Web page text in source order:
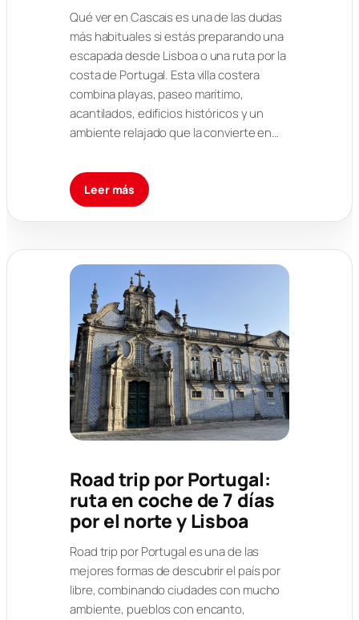
Qué ver en Cascais es una de las dudas
más habituales si estás preparando una
escapada desde Lisboa o una ruta por la
costa de Portugal. Esta villa costera
combina playas, paseo marítimo,
acantilados, edificios históricos y un
ambiente relajado que la convierte en…
Leer más
Road trip por Portugal:
ruta en coche de 7 días
por el norte y Lisboa
Road trip por Portugal es una de las
mejores formas de descubrir el país por
libre, combinando ciudades con mucho
ambiente, pueblos con encanto,